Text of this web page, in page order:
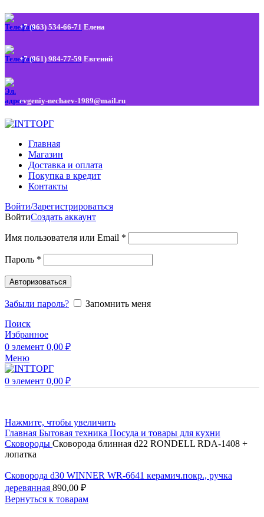
+7 (963) 534-66-71 Елена
+7 (961) 984-77-59 Евгений
evgeniy-nechaev-1989@mail.ru
Главная
Магазин
Доставка и оплата
Покупка в кредит
Контакты
Войти/Зарегистрироваться
ВойтиСоздать аккаунт
Имя пользователя или Email *
Пароль *
Авторизоваться
Забыли пароль?
Запомнить меня
Поиск
Избранное
0 элемент 0,00 ₽
Меню
0 элемент 0,00 ₽
Нажмите, чтобы увеличить
Главная Бытовая техника Посуда и товары для кухни
Сковороды Сковорода блинная d22 RONDELL RDA-1408 +
лопатка
Сковорода d30 WINNER WR-6641 керамич.покр., ручка
деревянная 890,00 ₽
Вернуться к товарам